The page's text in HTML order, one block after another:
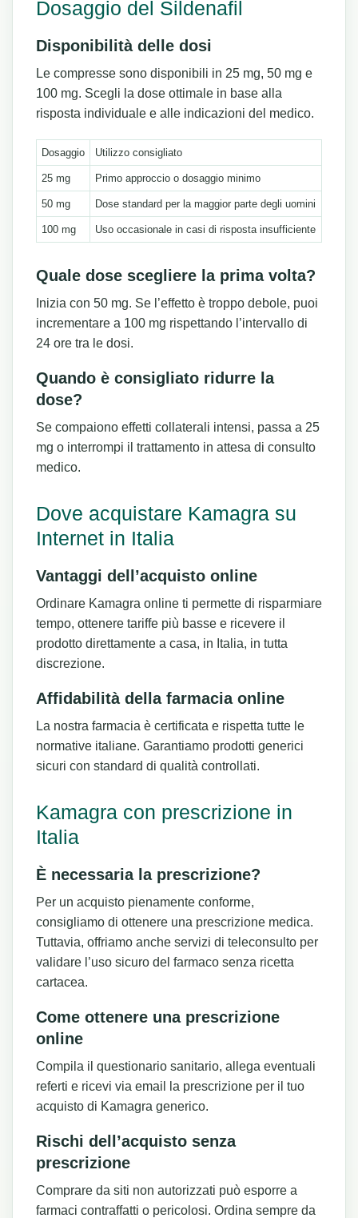
Dosaggio del Sildenafil
Disponibilità delle dosi
Le compresse sono disponibili in 25 mg, 50 mg e
100 mg. Scegli la dose ottimale in base alla
risposta individuale e alle indicazioni del medico.
Dosaggio Utilizzo consigliato
25 mg Primo approccio o dosaggio minimo
50 mg Dose standard per la maggior parte degli uomini
100 mg Uso occasionale in casi di risposta insufficiente
Quale dose scegliere la prima volta?
Inizia con 50 mg. Se l’effetto è troppo debole, puoi
incrementare a 100 mg rispettando l’intervallo di
24 ore tra le dosi.
Quando è consigliato ridurre la
dose?
Se compaiono effetti collaterali intensi, passa a 25
mg o interrompi il trattamento in attesa di consulto
medico.
Dove acquistare Kamagra su
Internet in Italia
Vantaggi dell’acquisto online
Ordinare Kamagra online ti permette di risparmiare
tempo, ottenere tariffe più basse e ricevere il
prodotto direttamente a casa, in Italia, in tutta
discrezione.
Affidabilità della farmacia online
La nostra farmacia è certificata e rispetta tutte le
normative italiane. Garantiamo prodotti generici
sicuri con standard di qualità controllati.
Kamagra con prescrizione in
Italia
È necessaria la prescrizione?
Per un acquisto pienamente conforme,
consigliamo di ottenere una prescrizione medica.
Tuttavia, offriamo anche servizi di teleconsulto per
validare l’uso sicuro del farmaco senza ricetta
cartacea.
Come ottenere una prescrizione
online
Compila il questionario sanitario, allega eventuali
referti e ricevi via email la prescrizione per il tuo
acquisto di Kamagra generico.
Rischi dell’acquisto senza
prescrizione
Comprare da siti non autorizzati può esporre a
farmaci contraffatti o pericolosi. Ordina sempre da